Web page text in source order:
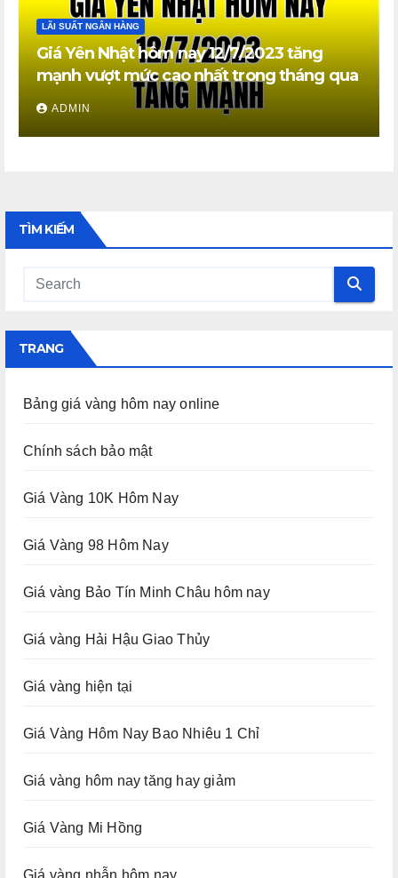
LÃI SUẤT NGÂN HÀNG
Giá Yên Nhật hôm nay 12/7/2023 tăng
mạnh vượt mức cao nhất trong tháng qua
ADMIN
TÌM KIẾM
TRANG
Bảng giá vàng hôm nay online
Chính sách bảo mật
Giá Vàng 10K Hôm Nay
Giá Vàng 98 Hôm Nay
Giá vàng Bảo Tín Minh Châu hôm nay
Giá vàng Hải Hậu Giao Thủy
Giá vàng hiện tại
Giá Vàng Hôm Nay Bao Nhiêu 1 Chỉ
Giá vàng hôm nay tăng hay giảm
Giá Vàng Mi Hồng
Giá vàng nhẫn hôm nay